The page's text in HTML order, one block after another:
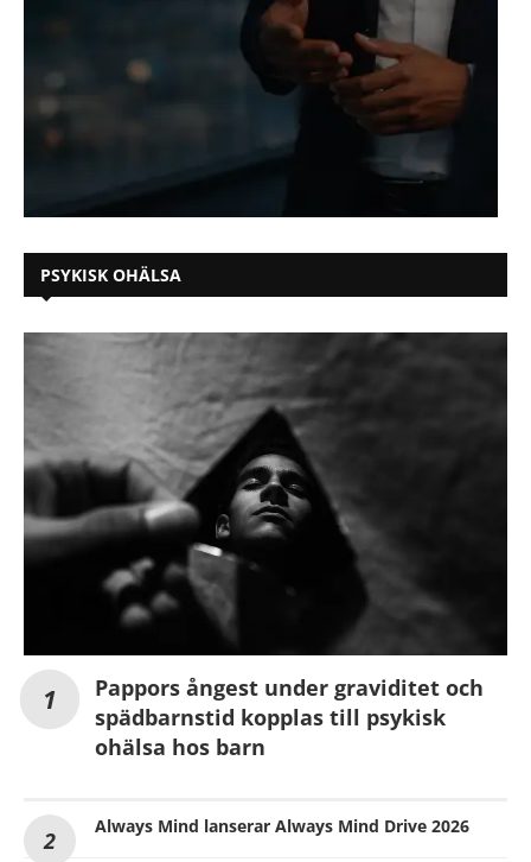
PSYKISK OHÄLSA
Pappors ångest under graviditet och
spädbarnstid kopplas till psykisk
ohälsa hos barn
Always Mind lanserar Always Mind Drive 2026